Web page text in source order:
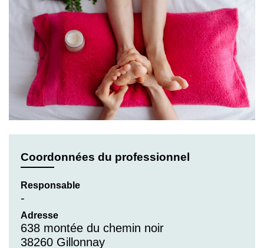
Coordonnées du professionnel
Responsable
-
Adresse
638 montée du chemin noir
38260 Gillonnay